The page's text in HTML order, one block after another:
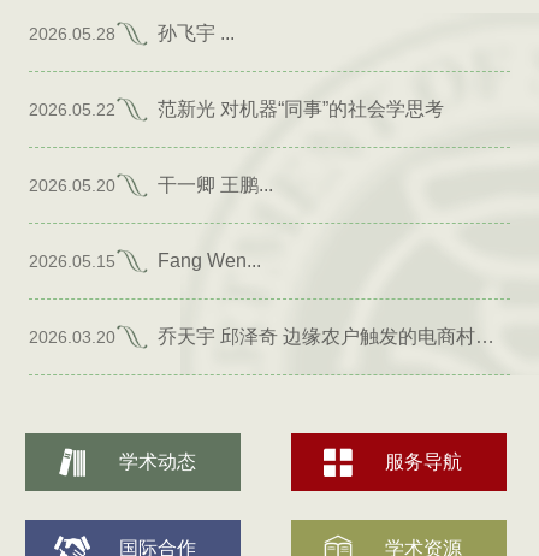
2026.05.28 孙飞宇 ...
2026.05.22 范新光 对机器“同事”的社会学思考
2026.05.20 干一卿 王鹏...
2026.05.15 Fang Wen...
2026.03.20 乔天宇 邱泽奇 边缘农户触发的电商村形成
学术动态 服务导航
国际合作 学术资源